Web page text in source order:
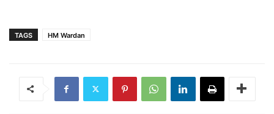
TAGS HM Wardan